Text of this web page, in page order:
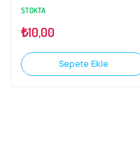
STOKTA
₺10,00
Sepete Ekle